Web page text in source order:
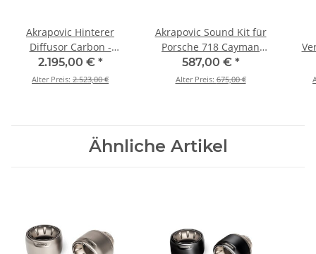
Akrapovic Hinterer
Diffusor Carbon -
Hochglanz für Porsche
718 Cayman GT4 /
2.195,00 € *
Alter Preis: 2.523,00 €
Akrapovic Sound Kit für
Porsche 718 Cayman
GT4 / Spyder - OPF/GPF
BJ 2020 > 2023 (P-
587,00 € *
Alter Preis:675,00 €
Ähnliche Artikel